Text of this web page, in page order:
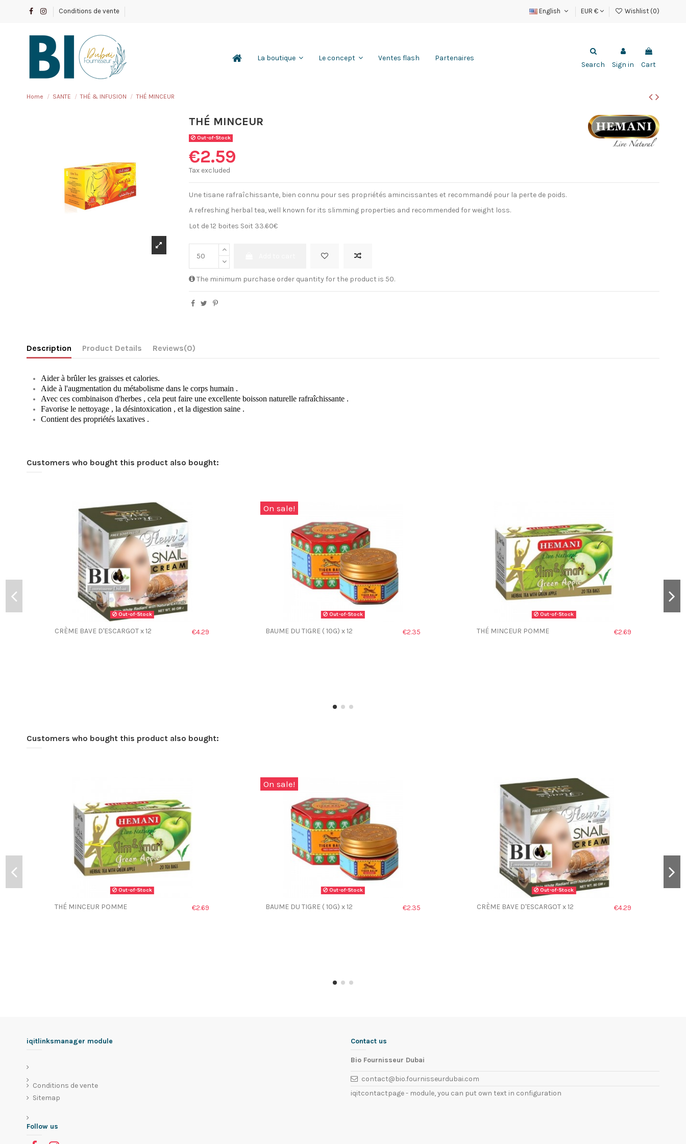
Conditions de vente English EUR € Wishlist (0)
La boutique Le concept Ventes flash Partenaires
Search Sign in Cart
Home SANTE THÉ & INFUSION THÉ MINCEUR
THÉ MINCEUR
Out-of-Stock
€2.59
Tax excluded
Une tisane rafraîchissante, bien connu pour ses propriétés amincissantes et recommandé pour la perte de poids.
A refreshing herbal tea, well known for its slimming properties and recommended for weight loss.
Lot de 12 boites Soit 33.60€
The minimum purchase order quantity for the product is 50.
Description Product Details Reviews(0)
Aider à brûler les graisses et calories.
Aide à l'augmentation du métabolisme dans le corps humain .
Avec ces combinaison d'herbes , cela peut faire une excellente boisson naturelle rafraîchissante .
Favorise le nettoyage , la désintoxication , et la digestion saine .
Contient des propriétés laxatives .
Customers who bought this product also bought:
Out-of-Stock
CRÈME BAVE D'ESCARGOT x 12 €4.29
On sale!
Out-of-Stock
BAUME DU TIGRE ( 10G) x 12 €2.35
Out-of-Stock
THÉ MINCEUR POMME €2.69
Customers who bought this product also bought:
Out-of-Stock
THÉ MINCEUR POMME €2.69
On sale!
Out-of-Stock
BAUME DU TIGRE ( 10G) x 12 €2.35
Out-of-Stock
CRÈME BAVE D'ESCARGOT x 12 €4.29
iqitlinksmanager module
Conditions de vente
Sitemap
Contact us
Bio Fournisseur Dubai
contact@bio.fournisseurdubai.com
iqitcontactpage - module, you can put own text in configuration
Follow us